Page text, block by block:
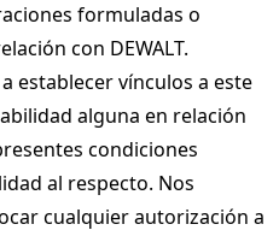
formuladas o
con DEWALT.
establecer vínculos a este
alguna en relación
condiciones
al respecto. Nos
cualquier autorización a